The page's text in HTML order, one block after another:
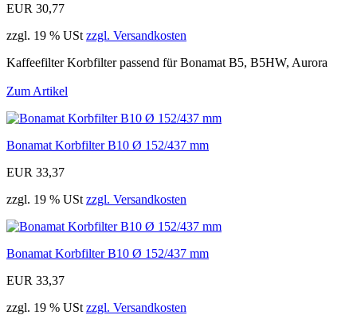
EUR 30,77
zzgl. 19 % USt zzgl. Versandkosten
Kaffeefilter Korbfilter passend für Bonamat B5, B5HW, Aurora
Zum Artikel
Bonamat Korbfilter B10 Ø 152/437 mm
EUR 33,37
zzgl. 19 % USt zzgl. Versandkosten
Bonamat Korbfilter B10 Ø 152/437 mm
EUR 33,37
zzgl. 19 % USt zzgl. Versandkosten